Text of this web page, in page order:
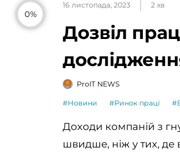
0%
16 листопада, 2023 2 хв
Дозвіл
ProIT NEWS
#Новини #Ринок праці
Доходи компаній з
швидше, ніж у тих, де